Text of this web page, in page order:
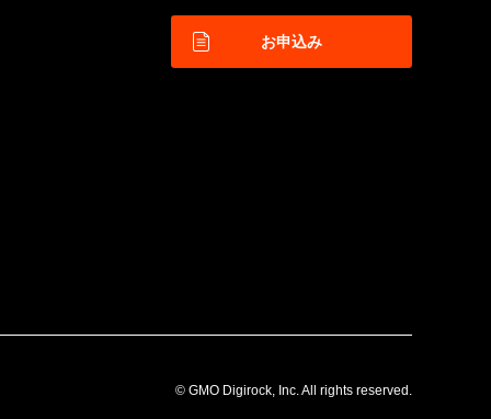
お申込み
© GMO Digirock, Inc. All rights reserved.